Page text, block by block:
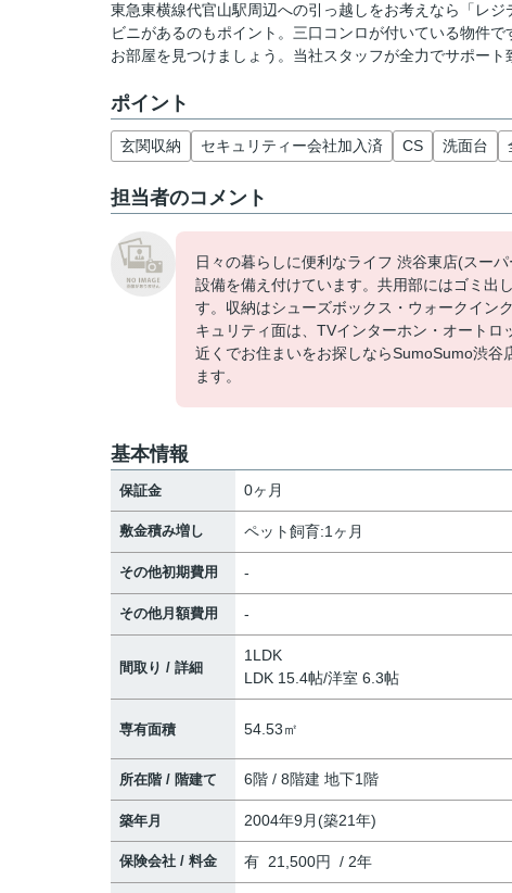
東急東横線代官山駅周辺への引っ越しをお考えなら「レ
ビニがあるのもポイント。三口コンロが付いている物件
お部屋を見つけましょう。当社スタッフが全力でサポート
ポイント
玄関収納 セキュリティー会社加入済 CS 洗面台
担当者のコメント
日々の暮らしに便利なライフ 渋谷東店(スー
設備を備え付けています。共用部にはゴミ出
す。収納はシューズボックス・ウォークイン
キュリティ面は、TVインターホン・オート
近くでお住まいをお探しならSumoSumo渋谷
ます。
基本情報
保証金 0ヶ月
敷金積み増し ペット飼育:1ヶ月
その他初期費用 -
その他月額費用 -
間取り / 詳細
1LDK
LDK 15.4帖/洋室 6.3帖
専有面積 54.53㎡
所在階 / 階建て 6階 / 8階建 地下1階
築年月 2004年9月(築21年)
保険会社 / 料金 有 21,500円 / 2年